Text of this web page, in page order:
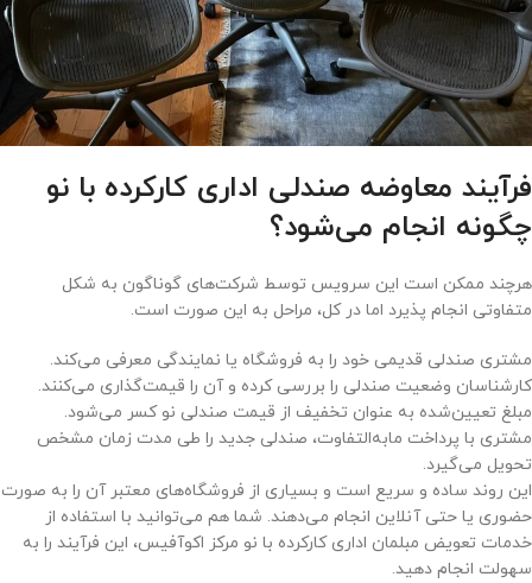
فرآیند معاوضه صندلی اداری کارکرده با نو
چگونه انجام می‌شود؟
هرچند ممکن است این سرویس توسط شرکت‌های گوناگون به شکل
متفاوتی انجام پذیرد اما در کل، مراحل به این صورت است.
مشتری صندلی قدیمی خود را به فروشگاه یا نمایندگی معرفی می‌کند.
کارشناسان وضعیت صندلی را بررسی کرده و آن را قیمت‌گذاری می‌کنند.
مبلغ تعیین‌شده به عنوان تخفیف از قیمت صندلی نو کسر می‌شود.
مشتری با پرداخت مابه‌التفاوت، صندلی جدید را طی مدت زمان مشخص
تحویل می‌گیرد.
این روند ساده و سریع است و بسیاری از فروشگاه‌های معتبر آن را به صورت
حضوری یا حتی آنلاین انجام می‌دهند. شما هم می‌توانید با استفاده از
خدمات تعویض مبلمان اداری کارکرده با نو مرکز اکوآفیس، این فرآیند را به
سهولت انجام دهید.